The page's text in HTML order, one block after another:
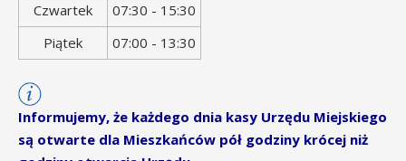
Czwartek
07:30 - 15:30
Piątek
07:00 - 13:30
Informujemy, że każdego dnia kasy Urzędu Miejskiego
są otwarte dla Mieszkańców pół godziny krócej niż